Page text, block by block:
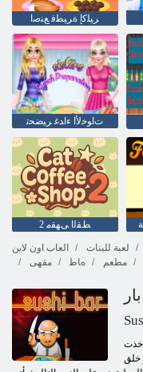
ﺮﻴﻠﻛﺇ ﺓﺮﻴﻄﻓ ﻊﻨﺻﺍ
ﺕﺍﻮﺧﻷ ﺍ ءﺍﺪﻏ ﺮﻴﻀﺤﺗ
2 ﻂﻘﻟﺍ ﻰﻬﻘﻣ
العاب اون لاين
لعبة للبنات
مقهى
ﻩﺎﻃ مطعم
خلق